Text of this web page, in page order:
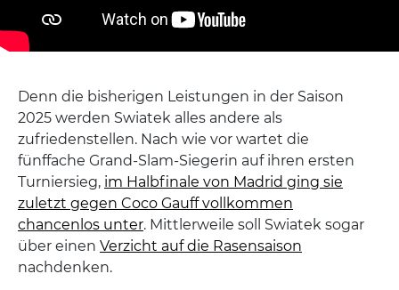
Denn die bisherigen Leistungen in der Saison
2025 werden Swiatek alles andere als
zufriedenstellen. Nach wie vor wartet die
fünffache Grand-Slam-Siegerin auf ihren ersten
Turniersieg, im Halbfinale von Madrid ging sie
zuletzt gegen Coco Gauff vollkommen
chancenlos unter. Mittlerweile soll Swiatek sogar
über einen Verzicht auf die Rasensaison
nachdenken.